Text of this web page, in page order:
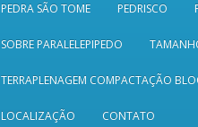
PEDRA SÃO TOME PEDRISCO
SOBRE PARALELEPIPEDO
TERRAPLENAGEM COMPACTAÇÃO
LOCALIZAÇÃO CONTATO